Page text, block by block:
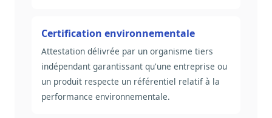
Certification environnementale
Attestation délivrée par un organisme tiers
indépendant garantissant qu'une entreprise ou
un produit respecte un référentiel relatif à la
performance environnementale.